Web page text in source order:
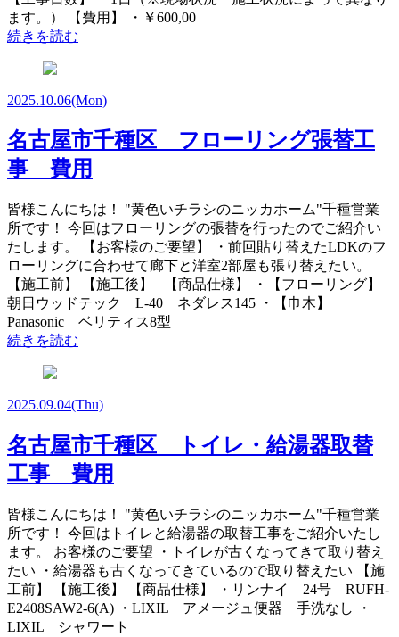
ます。） 【費用】 ・￥600,00
続きを読む
2025.10.06(Mon)
名古屋市千種区 フローリング張替工
事 費用
皆様こんにちは！ "黄色いチラシのニッカホーム"千種営業
所です！ 今回はフローリングの張替を行ったのでご紹介い
たします。 【お客様のご要望】 ・前回貼り替えたLDKのフ
ローリングに合わせて廊下と洋室2部屋も張り替えたい。
【施工前】 【施工後】 【商品仕様】 ・【フローリング】
朝日ウッドテック L-40 ネダレス145 ・【巾木】
Panasonic ベリティス8型
続きを読む
2025.09.04(Thu)
名古屋市千種区 トイレ・給湯器取替
工事 費用
皆様こんにちは！ "黄色いチラシのニッカホーム"千種営業
所です！ 今回はトイレと給湯器の取替工事をご紹介いたし
ます。 お客様のご要望 ・トイレが古くなってきて取り替え
たい ・給湯器も古くなってきているので取り替えたい 【施
工前】 【施工後】 【商品仕様】 ・リンナイ 24号 RUFH-
E2408SAW2-6(A) ・LIXIL アメージュ便器 手洗なし ・
LIXIL シャワート